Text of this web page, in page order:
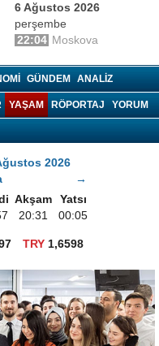
6 Ağustos 2026
perşembe
22:04 Moskova
GÜNDEM ANALIZ
YAŞAM RÖPORTAJ YORUM
2026
→
Akşam
Yatsı
20:31 00:05
TRY1,6598